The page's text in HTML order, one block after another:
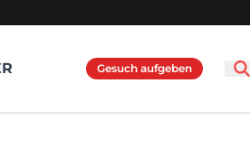
Gesuch aufgeben